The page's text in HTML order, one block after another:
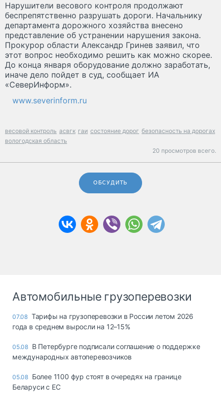
Нарушители весового контроля продолжают
беспрепятственно разрушать дороги. Начальнику
департамента дорожного хозяйства внесено
представление об устранении нарушения закона.
Прокурор области Александр Гринев заявил, что
этот вопрос необходимо решить как можно скорее.
До конца января оборудование должно заработать,
иначе дело пойдет в суд, сообщает ИА
«СеверИнформ».
www.severinform.ru
весовой контроль асвгк гаи состояние дорог безопасность на дорогах
вологодская область
20 просмотров всего.
ОБСУДИТЬ
Автомобильные грузоперевозки
07.08 Тарифы на грузоперевозки в России летом 2026
года в среднем выросли на 12–15%
05.08 В Петербурге подписали соглашение о поддержке
международных автоперевозчиков
05.08 Более 1100 фур стоят в очередях на границе
Беларуси с ЕС